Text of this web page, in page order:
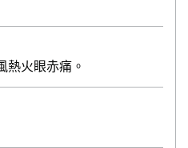
熱火眼赤痛。